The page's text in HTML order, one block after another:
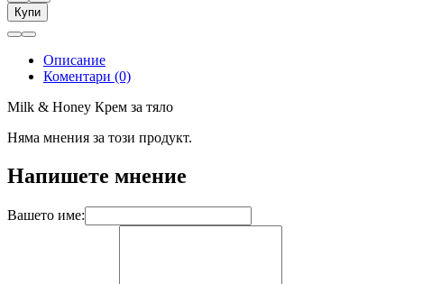
Купи
Описание
Коментари (0)
Milk & Honey Крем за тяло
Няма мнения за този продукт.
Напишете мнение
Вашето име: